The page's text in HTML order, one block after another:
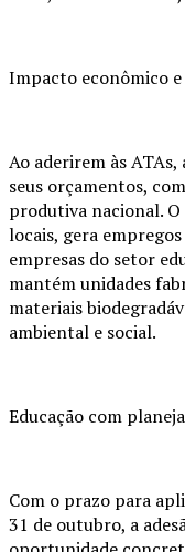
Impacto econômico
Ao aderirem às
seus orçamentos,
produtiva nacional.
locais, gera
empresas do setor
mantém unidades
materiais
ambiental e social.
Educação com
Com o prazo para
31 de outubro, a